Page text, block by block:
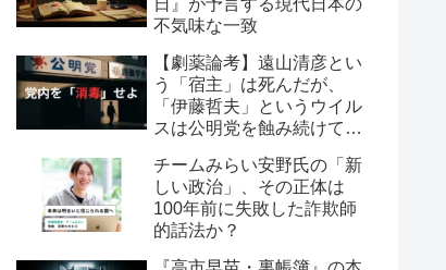
日』が予言する現代日本の
不気味な一致
【劇薬論考】遠山清彦とい
う「宿主」は死んだが、
「伊藤哲夫」というウイル
スは公明党を蝕み続けてい
チームみらい安野氏の「新
しい政治」、その正体は
100年前に失敗した詐欺師
的話法か？